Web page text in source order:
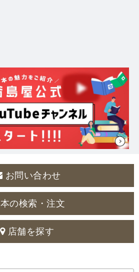
お問い合わせ
本の検索・注文
店舗を探す